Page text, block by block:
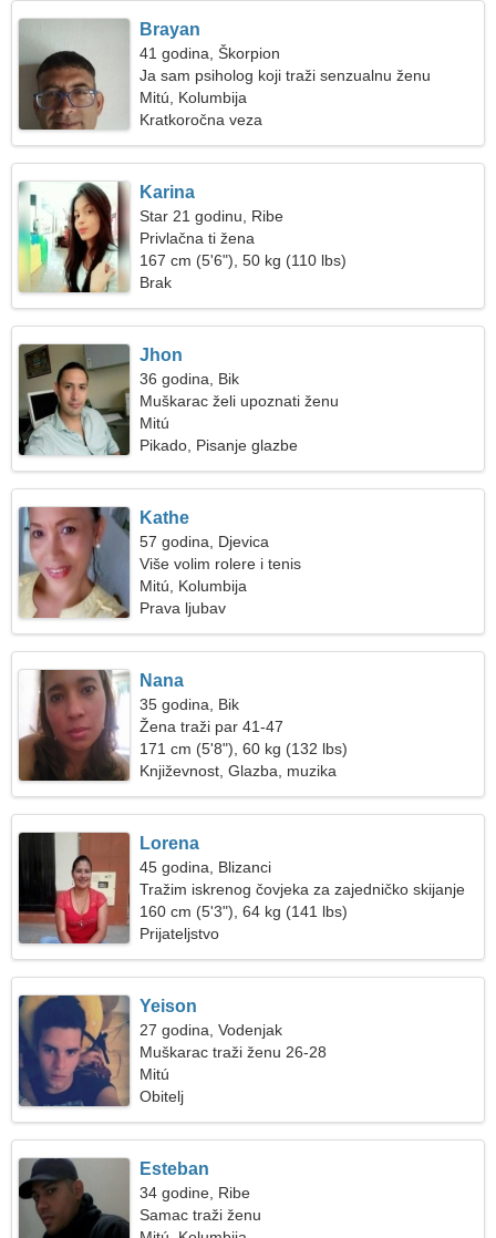
Brayan
41 godina, Škorpion
Ja sam psiholog koji traži senzualnu ženu
Mitú, Kolumbija
Kratkoročna veza
Karina
Star 21 godinu, Ribe
Privlačna ti žena
167 cm (5'6"), 50 kg (110 lbs)
Brak
Jhon
36 godina, Bik
Muškarac želi upoznati ženu
Mitú
Pikado, Pisanje glazbe
Kathe
57 godina, Djevica
Više volim rolere i tenis
Mitú, Kolumbija
Prava ljubav
Nana
35 godina, Bik
Žena traži par 41-47
171 cm (5'8"), 60 kg (132 lbs)
Književnost, Glazba, muzika
Lorena
45 godina, Blizanci
Tražim iskrenog čovjeka za zajedničko skijanje
160 cm (5'3"), 64 kg (141 lbs)
Prijateljstvo
Yeison
27 godina, Vodenjak
Muškarac traži ženu 26-28
Mitú
Obitelj
Esteban
34 godine, Ribe
Samac traži ženu